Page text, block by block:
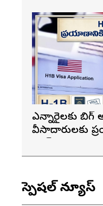
ఎన్నారైలకు బిగ్
వీసాదారులకు
స్పెషల్ న్యూస్